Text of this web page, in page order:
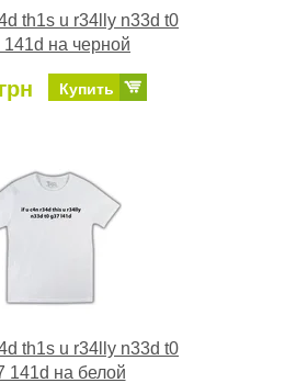
th1s u r34lly n33d t0
141d на черной
Купить
th1s u r34lly n33d t0
141d на белой